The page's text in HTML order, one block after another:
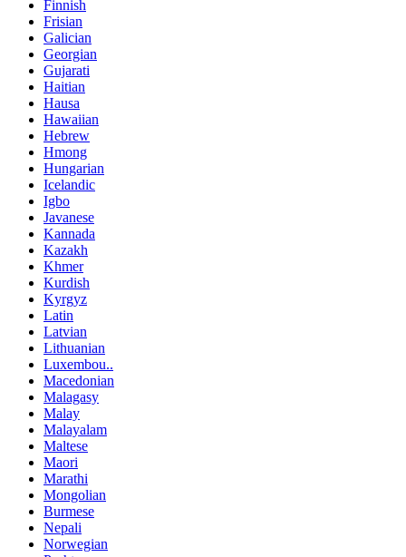
Finnish
Frisian
Galician
Georgian
Gujarati
Haitian
Hausa
Hawaiian
Hebrew
Hmong
Hungarian
Icelandic
Igbo
Javanese
Kannada
Kazakh
Khmer
Kurdish
Kyrgyz
Latin
Latvian
Lithuanian
Luxembou..
Macedonian
Malagasy
Malay
Malayalam
Maltese
Maori
Marathi
Mongolian
Burmese
Nepali
Norwegian